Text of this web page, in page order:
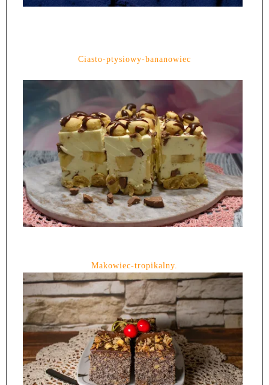
Ciasto-ptysiowy-bananowiec
Makowiec-tropikalny.